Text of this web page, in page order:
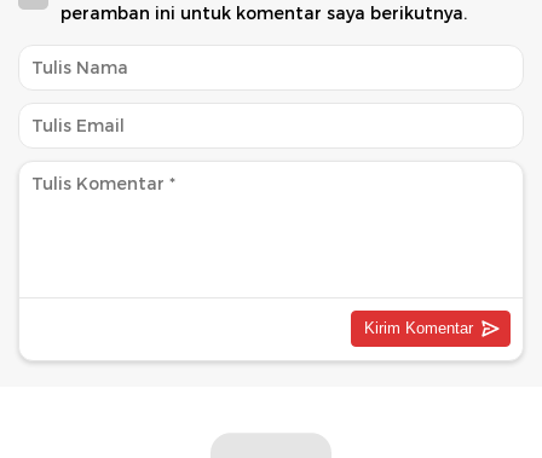
peramban ini untuk komentar saya berikutnya.